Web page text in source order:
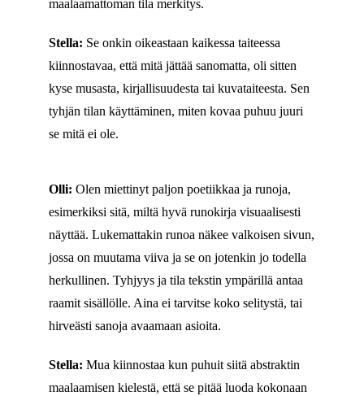
maalaamattoman tila merkitys.
Stella: Se onkin oikeastaan kaikessa taiteessa
kiinnostavaa, että mitä jättää sanomatta, oli sitten
kyse musasta, kirjallisuudesta tai kuvataiteesta. Sen
tyhjän tilan käyttäminen, miten kovaa puhuu juuri
se mitä ei ole.
Olli: Olen miettinyt paljon poetiikkaa ja runoja,
esimerkiksi sitä, miltä hyvä runokirja visuaalisesti
näyttää. Lukemattakin runoa näkee valkoisen sivun,
jossa on muutama viiva ja se on jotenkin jo todella
herkullinen. Tyhjyys ja tila tekstin ympärillä antaa
raamit sisällölle. Aina ei tarvitse koko selitystä, tai
hirveästi sanoja avaamaan asioita.
Stella: Mua kiinnostaa kun puhuit siitä abstraktin
maalaamisen kielestä, että se pitää luoda kokonaan